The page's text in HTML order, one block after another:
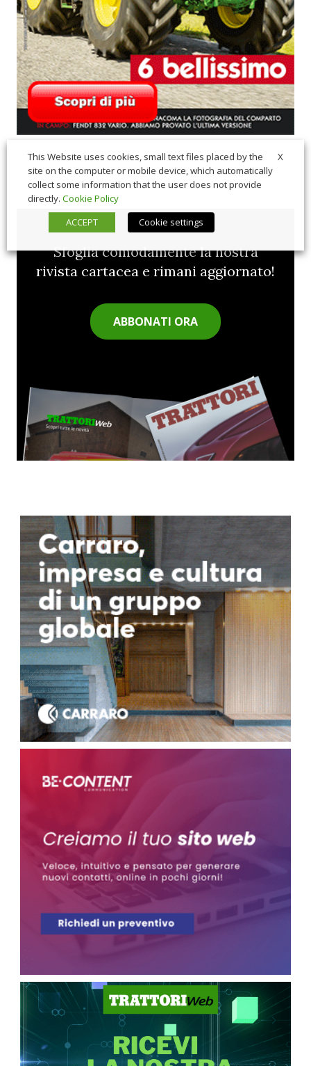
Sfoglia comodamente la nostra
rivista cartacea e rimani aggiornato!
ABBONATI ORA
X
This Website uses cookies, small text files placed by the
site on the computer or mobile device, which automatically
collect some information that the user does not provide
directly. Cookie Policy
ACCEPT
Cookie settings